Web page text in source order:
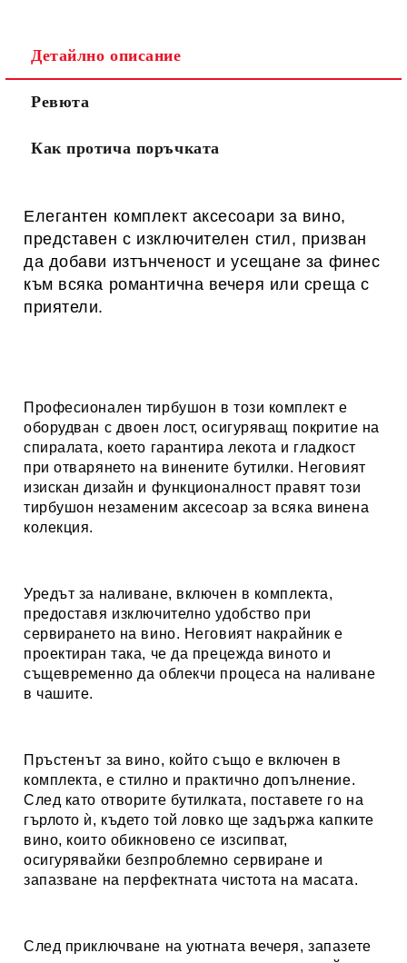
Детайлно описание
Ревюта
Как протича поръчката
Елегантен комплект аксесоари за вино,
представен с изключителен стил, призван
да добави изтънченост и усещане за финес
към всяка романтична вечеря или среща с
приятели.
Професионален тирбушон в този комплект е
оборудван с двоен лост, осигуряващ покритие на
спиралата, което гарантира лекота и гладкост
при отварянето на винените бутилки. Неговият
изискан дизайн и функционалност правят този
тирбушон незаменим аксесоар за всяка винена
колекция.
Уредът за наливане, включен в комплекта,
предоставя изключително удобство при
сервирането на вино. Неговият накрайник е
проектиран така, че да прецежда виното и
същевременно да облекчи процеса на наливане
в чашите.
Пръстенът за вино, който също е включен в
комплекта, е стилно и практично допълнение.
След като отворите бутилката, поставете го на
гърлото ѝ, където той ловко ще задържа капките
вино, които обикновено се изсипват,
осигурявайки безпроблемно сервиране и
запазване на перфектната чистота на масата.
След приключване на уютната вечеря, запазете